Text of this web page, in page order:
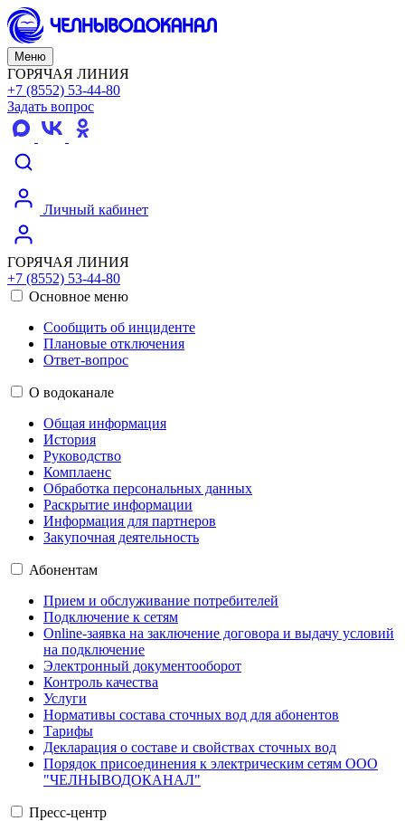
Меню
ГОРЯЧАЯ ЛИНИЯ
+7 (8552) 53-44-80
Задать вопрос
Личный кабинет
ГОРЯЧАЯ ЛИНИЯ
+7 (8552) 53-44-80
Основное меню
Сообщить об инциденте
Плановые отключения
Ответ-вопрос
О водоканале
Общая информация
История
Руководство
Комплаенс
Обработка персональных данных
Раскрытие информации
Информация для партнеров
Закупочная деятельность
Абонентам
Прием и обслуживание потребителей
Подключение к сетям
Online-заявка на заключение договора и выдачу условий
на подключение
Электронный документооборот
Контроль качества
Услуги
Нормативы состава сточных вод для абонентов
Тарифы
Декларация о составе и свойствах сточных вод
Порядок присоединения к электрическим сетям ООО
"ЧЕЛНЫВОДОКАНАЛ"
Пресс-центр